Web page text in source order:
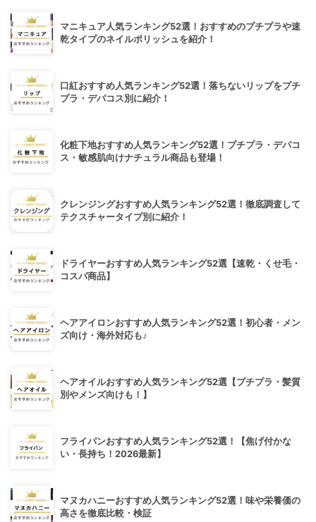
マニキュア人気ランキング52選！おすすめのプチプラや速
乾タイプのネイルポリッシュを紹介！
口紅おすすめ人気ランキング52選！落ちないリップをプチ
プラ・デパコス別に紹介！
化粧下地おすすめ人気ランキング52選！プチプラ・デパコ
ス・敏感肌向けナチュラル商品も登場！
クレンジングおすすめ人気ランキング52選！徹底調査して
テクスチャータイプ別に紹介！
ドライヤーおすすめ人気ランキング52選【速乾・くせ毛・
コスパ商品】
ヘアアイロンおすすめ人気ランキング52選！初心者・メン
ズ向け・海外対応も♪
ヘアオイルおすすめ人気ランキング52選【プチプラ・髪質
別やメンズ向けも！】
フライパンおすすめ人気ランキング52選！【焦げ付かな
い・長持ち！2026最新】
マヌカハニーおすすめ人気ランキング52選！味や栄養価の
高さを徹底比較・検証